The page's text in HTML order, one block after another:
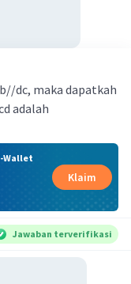
dc, maka dapatkah
adalah
Wallet
Klaim
Jawaban terverifikasi